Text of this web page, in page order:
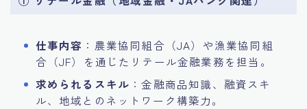
仕事内容 ：農業協同組合（JA）や漁業協同組
合（JF）を通じたリテール金融業務を担当。
求められるスキル ：金融商品知識、融資スキ
ル、地域とのネットワーク構築力。